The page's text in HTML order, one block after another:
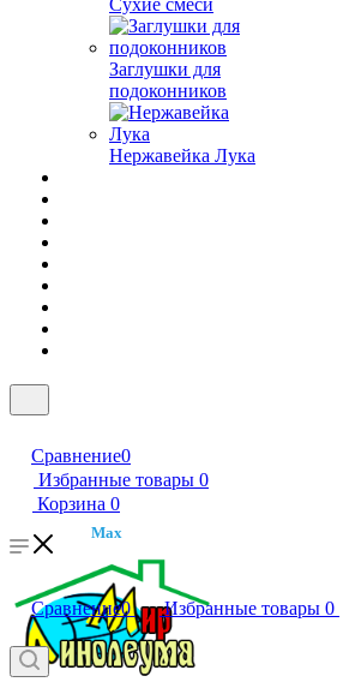
Заглушки для
подоконников
Нержавейка Лука
Сравнение0
Избранные товары 0
Корзина 0
Max
Сравнение0 Избранные товары 0